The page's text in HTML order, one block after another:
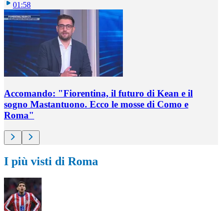
01:58
Accomando: "Fiorentina, il futuro di Kean e il
sogno Mastantuono. Ecco le mosse di Como e
Roma"
I più visti di Roma